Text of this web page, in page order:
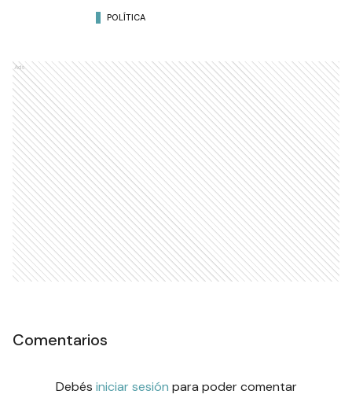
POLÍTICA
Ads
Comentarios
Debés iniciar sesión para poder comentar